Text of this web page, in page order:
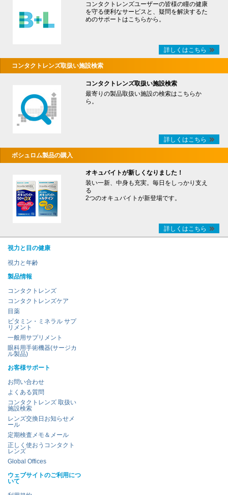
コンタクトレンズユーザーの皆様の瞳の健康
を守る便利なサービスと、疑問を解決するた
めのサポートはこちらから。
詳しくはこちら
コンタクトレンズ取扱い施設検索
コンタクトレンズ取扱い施設検索
最寄りの製品取扱い施設の検索はこちらか
ら。
詳しくはこちら
ボシュロム製品の購入
オキュバイトが新しくなりました！
装い一新、中身も充実。毎日をしっかり支え
る
2つのオキュバイトが新登場です。
詳しくはこちら
視力と目の健康
視力と年齢
製品情報
コンタクトレンズ
コンタクトレンズケア
目薬
ビタミン・ミネラル サプ
リメント
一般用サプリメント
眼科用手術機器(サージカ
ル製品)
お客様サポート
お問い合わせ
よくある質問
コンタクトレンズ 取扱い
施設検索
レンズ交換日お知らせメ
ール
定期検査メモ＆メール
正しく使おうコンタクト
レンズ
Global Offices
ウェブサイトのご利用につ
いて